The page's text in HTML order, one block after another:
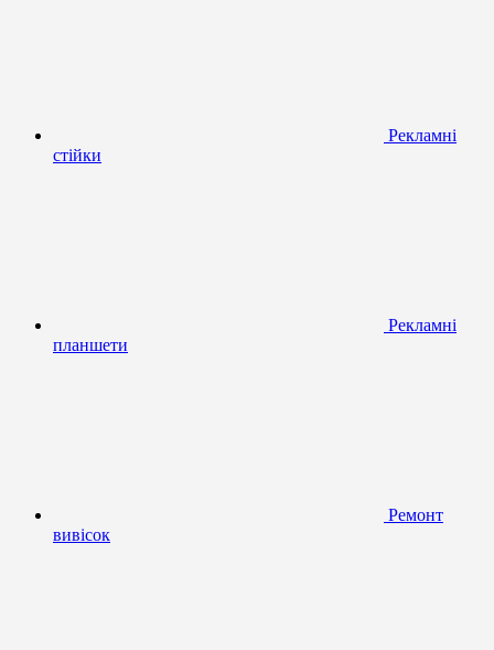
Рекламні
стійки
Рекламні
планшети
Ремонт
вивісок